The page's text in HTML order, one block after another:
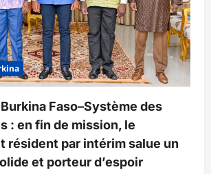
Faso–Système des
: en fin de mission, le
résident par intérim salue un
et porteur d’espoir